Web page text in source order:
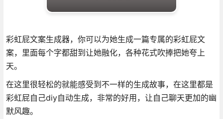
彩虹屁文案生成器，你可以为她生成一篇专属的彩虹屁文
案，里面每个字都甜到让她融化，各种花式吹捧把她夸上
天。
在这里很轻松的就能感受到不一样的生成故事，在这里都是
彩虹屁自己diy自动生成，非常的好用，让自己聊天更加的幽
默风趣。